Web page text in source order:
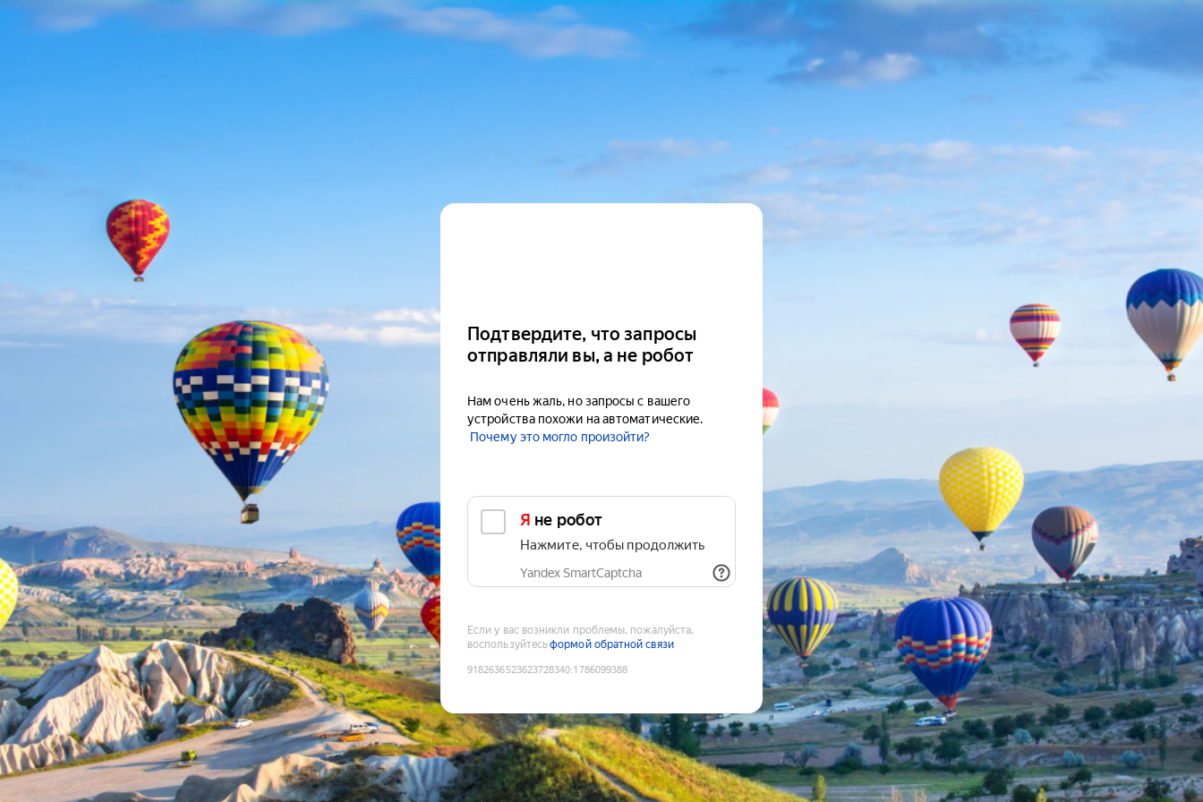
Подтвердите, что запросы
отправляли вы, а не робот
Нам очень жаль, но запросы с вашего
устройства похожи на автоматические.
Почему это могло произойти?
Я не робот
Нажмите, чтобы продолжить
Yandex SmartCaptcha
Если у вас возникли проблемы, пожалуйста,
воспользуйтесьформой обратной связи
9182636523623728340:1786099388